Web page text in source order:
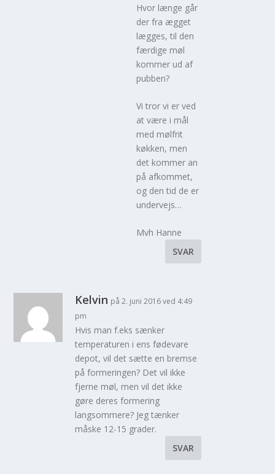
Hvor længe går
der fra ægget
lægges, til den
færdige møl
kommer ud af
pubben?
Vi tror vi er ved
at være i mål
med mølfrit
køkken, men
det kommer an
på afkommet,
og den tid de er
undervejs…
Mvh Hanne
SVAR
Kelvin på 2. juni 2016 ved 4:49
pm
Hvis man f.eks sænker
temperaturen i ens fødevare
depot, vil det sætte en bremse
på formeringen? Det vil ikke
fjerne møl, men vil det ikke
gøre deres formering
langsommere? Jeg tænker
måske 12-15 grader.
SVAR